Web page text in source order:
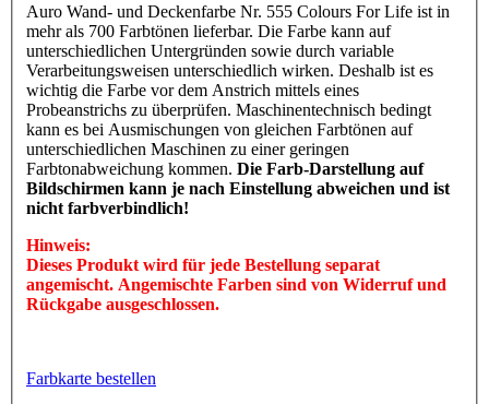
Auro Wand- und Deckenfarbe Nr. 555 Colours For Life ist in
mehr als 700 Farbtönen lieferbar. Die Farbe kann auf
unterschiedlichen Untergründen sowie durch variable
Verarbeitungsweisen unterschiedlich wirken. Deshalb ist es
wichtig die Farbe vor dem Anstrich mittels eines
Probeanstrichs zu überprüfen. Maschinentechnisch bedingt
kann es bei Ausmischungen von gleichen Farbtönen auf
unterschiedlichen Maschinen zu einer geringen
Farbtonabweichung kommen. Die Farb-Darstellung auf
Bildschirmen kann je nach Einstellung abweichen und ist
nicht farbverbindlich!
Hinweis:
Dieses Produkt wird für jede Bestellung separat
angemischt. Angemischte Farben sind von Widerruf und
Rückgabe ausgeschlossen.
Farbkarte bestellen